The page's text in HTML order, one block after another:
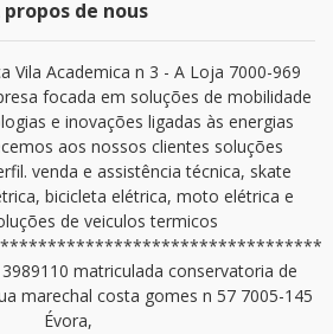
propos de nous
Vila Academica n 3 - A Loja 7000-969
focada em soluções de mobilidade
e inovações ligadas às energias
aos nossos clientes soluções
venda e assistência técnica, skate
bicicleta elétrica, moto elétrica e
de veiculos termicos
matriculada conservatoria de
marechal costa gomes n 57 7005-145
Évora,